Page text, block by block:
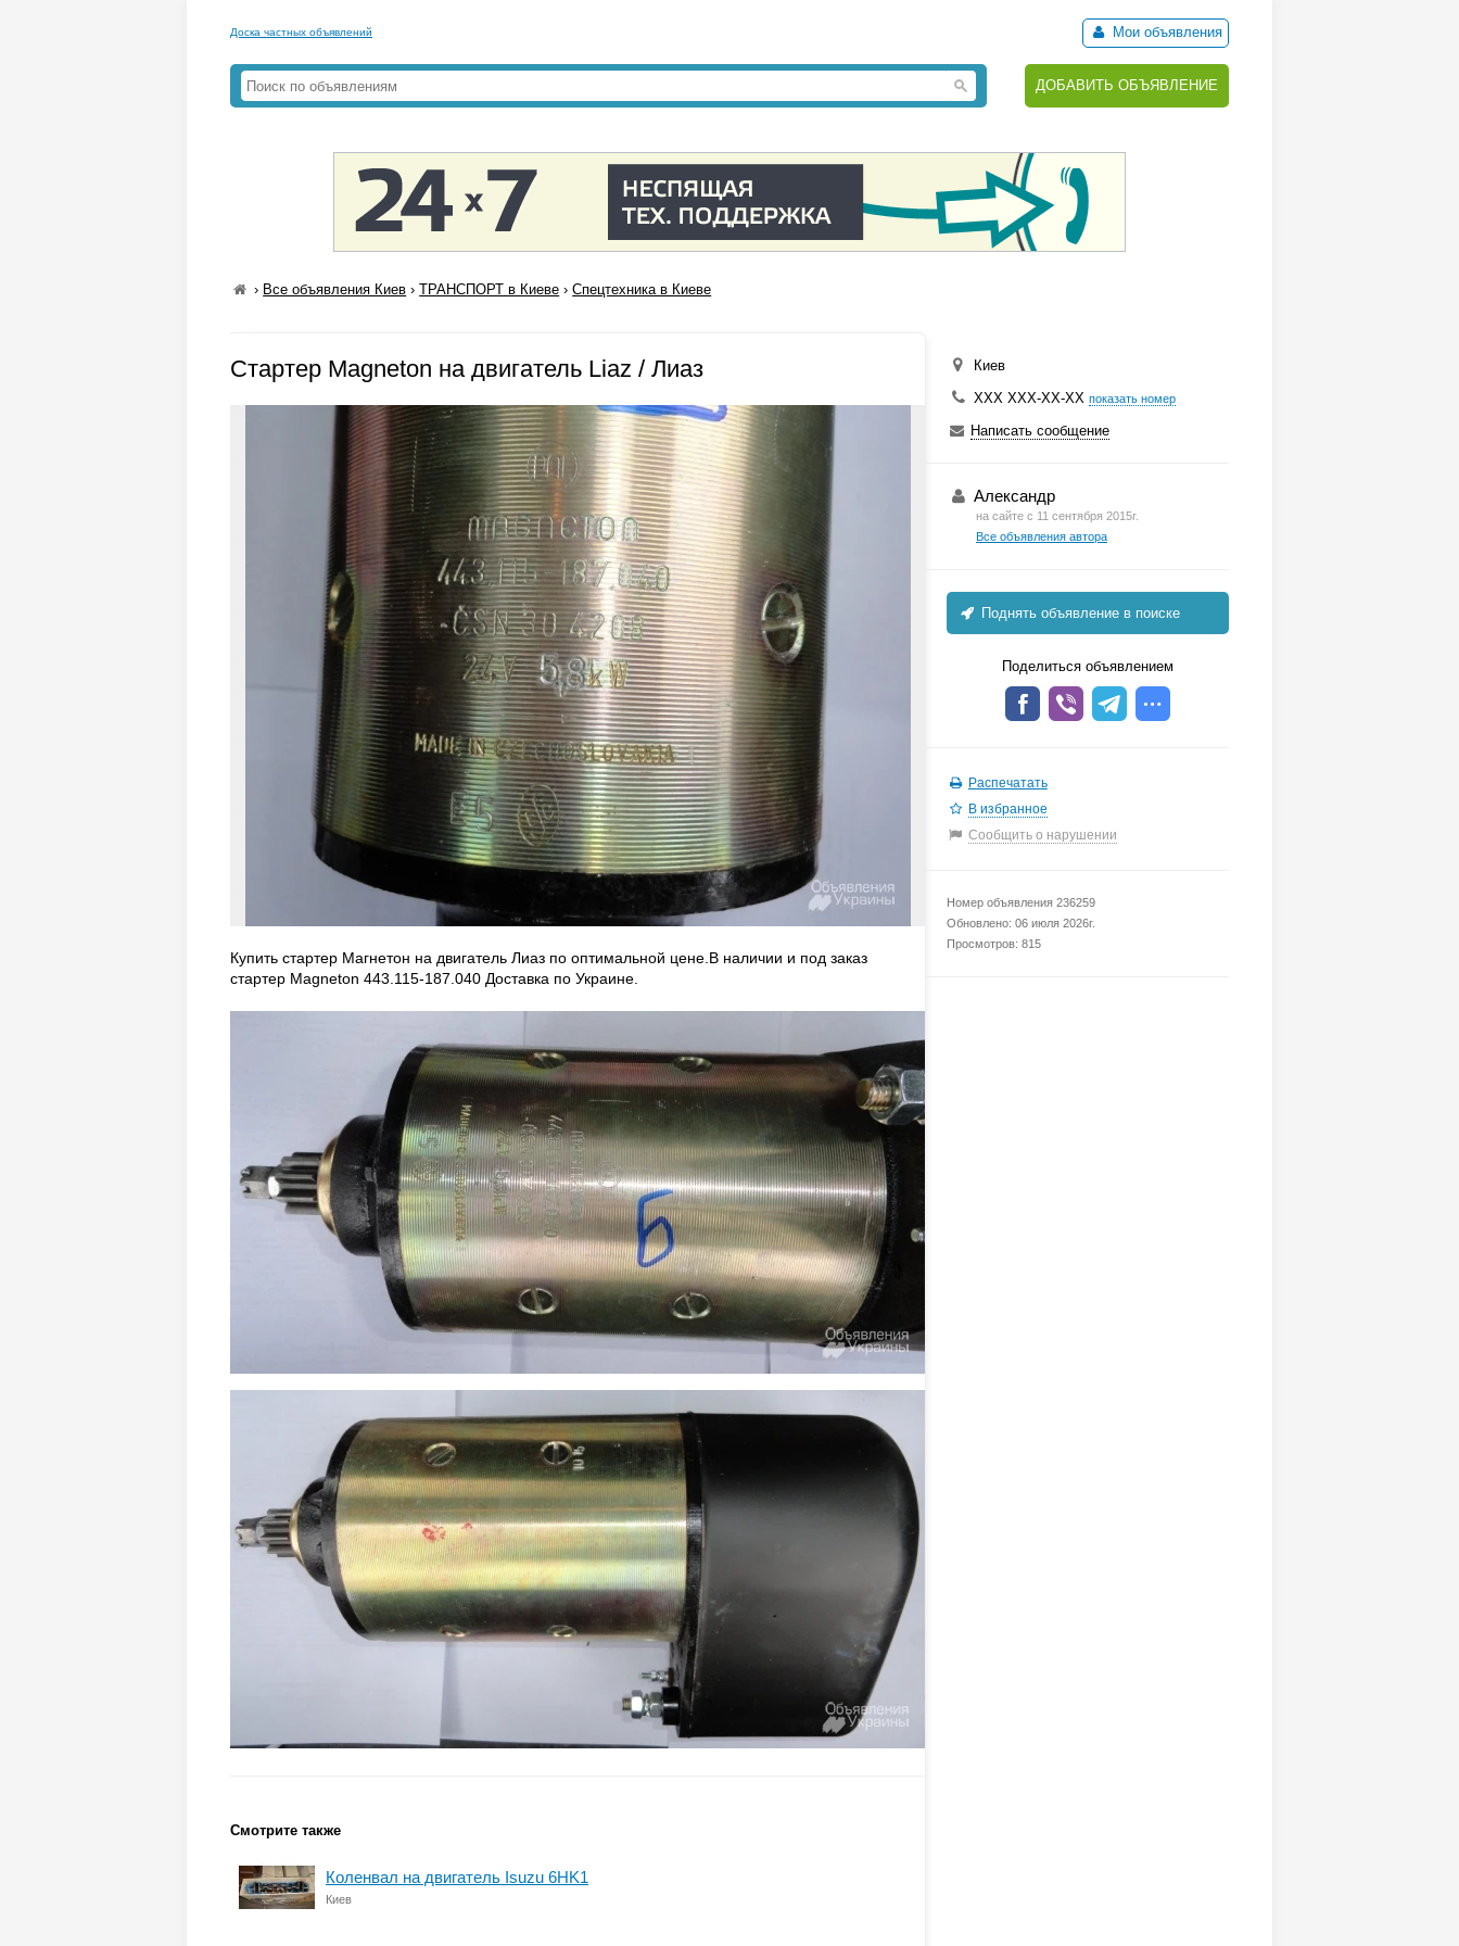
Доска частных объявлений Мои объявления
ДОБАВИТЬ ОБЪЯВЛЕНИЕ
› Все объявления Киев ›ТРАНСПОРТ в Киеве ›Спецтехника в Киеве
Стартер Magneton на двигатель Liaz / Лиаз
Купить стартер Магнетон на двигатель Лиаз по оптимальной цене.В наличии и под заказ
стартер Magneton 443.115-187.040 Доставка по Украине.
Смотрите также
Коленвал на двигатель Isuzu 6HK1
Киев
Киев
ХХХ ХХХ-ХХ-ХХ показать номер
Написать сообщение
Александр
на сайте с 11 сентября 2015г.
Все объявления автора
Поднять объявление в поиске
Поделиться объявлением
Распечатать
В избранное
Сообщить о нарушении
Номер объявления 236259
Обновлено: 06 июля 2026г.
Просмотров: 815